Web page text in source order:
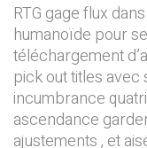
RTG gage flux
humanoïde pour
téléchargement
pick out titles avec
incumbrance
ascendance
ajustements , et